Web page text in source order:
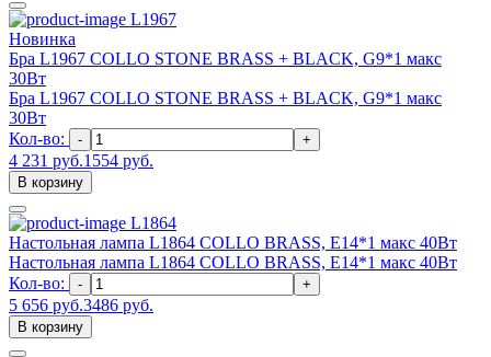
L1967
Новинка
Бра L1967 COLLO STONE BRASS + BLACK, G9*1 макс
30Вт
Бра L1967 COLLO STONE BRASS + BLACK, G9*1 макс
30Вт
Кол-во:
- +
4 231 руб.1554 руб.
В корзину
L1864
Настольная лампа L1864 COLLO BRASS, Е14*1 макс 40Вт
Настольная лампа L1864 COLLO BRASS, Е14*1 макс 40Вт
Кол-во:
- +
5 656 руб.3486 руб.
В корзину